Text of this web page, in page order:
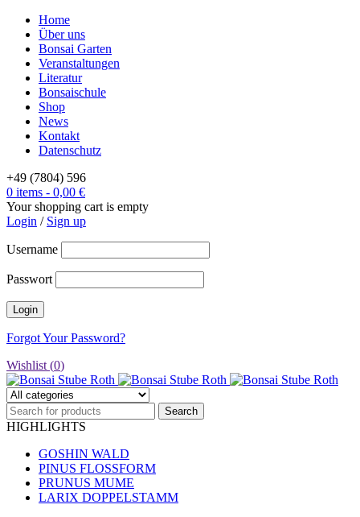
Home
Über uns
Bonsai Garten
Veranstaltungen
Literatur
Bonsaischule
Shop
News
Kontakt
Datenschutz
+49 (7804) 596
0 items - 0,00 €
Your shopping cart is empty
Login / Sign up
Username
Passwort
Forgot Your Password?
Wishlist (0)
HIGHLIGHTS
GOSHIN WALD
PINUS FLOSSFORM
PRUNUS MUME
LARIX DOPPELSTAMM